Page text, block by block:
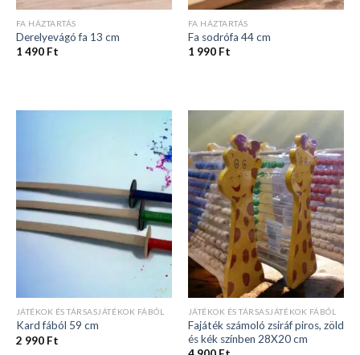
FA HÁZTARTÁS
Derelyevágó fa 13 cm
1 490 Ft
FA HÁZTARTÁS
Fa sodrófa 44 cm
1 990 Ft
JÁTÉKOK ÉS TÁRSASJÁTÉKOK FÁBÓL
Kard fából 59 cm
2 990 Ft
JÁTÉKOK ÉS TÁRSASJÁTÉKOK FÁBÓL
Fajáték számoló zsiráf piros, zöld
és kék színben 28X20 cm